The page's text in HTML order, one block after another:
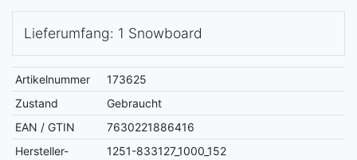
Lieferumfang: 1 Snowboard
Artikelnummer
173625
Zustand
Gebraucht
EAN / GTIN
7630221886416
Hersteller-
1251-833127_1000_152